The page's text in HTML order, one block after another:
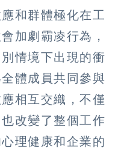
和群體極化在工
加劇霸凌行為，
情境下出現的衝
體成員共同參與
相互交織，不僅
改變了整個工作
理健康和企業的